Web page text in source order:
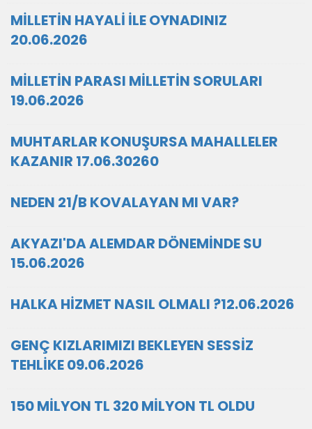
MİLLETİN HAYALİ İLE OYNADINIZ
20.06.2026
MİLLETİN PARASI MİLLETİN SORULARI
19.06.2026
MUHTARLAR KONUŞURSA MAHALLELER
KAZANIR 17.06.30260
NEDEN 21/B KOVALAYAN MI VAR?
AKYAZI'DA ALEMDAR DÖNEMİNDE SU
15.06.2026
HALKA HİZMET NASIL OLMALI ?12.06.2026
GENÇ KIZLARIMIZI BEKLEYEN SESSİZ
TEHLİKE 09.06.2026
150 MİLYON TL 320 MİLYON TL OLDU